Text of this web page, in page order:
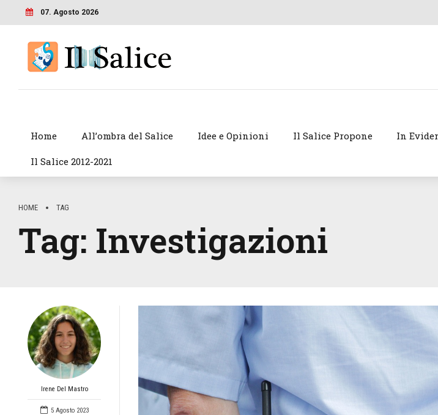
07. Agosto 2026
Home All’ombra del Salice Idee e Opinioni Il Salice Propone In
Il Salice 2012-2021
HOME TAG
Tag: Investigazioni
Irene Del Mastro
5 Agosto 2023